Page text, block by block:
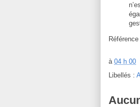
à 04 h 00
Libellés :